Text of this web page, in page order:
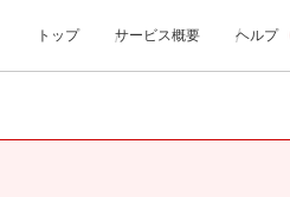
トップ サービス概要 ヘルプ